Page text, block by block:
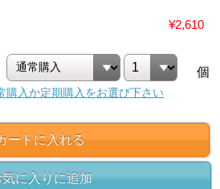
¥2,610
個
購入か定期購入をお選び下さい
ートに入れる
気に入りに追加